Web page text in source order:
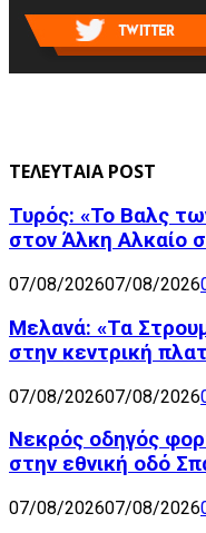
ΤΕΛΕΥΤΑΙΑ POST
Τυρός: «Το Βαλς
στον Άλκη Αλκαίο
07/08/202607/08/2026
Μελανά: «Τα
στην κεντρική
07/08/202607/08/2026
Νεκρός οδηγός
στην εθνική οδό
07/08/202607/08/2026